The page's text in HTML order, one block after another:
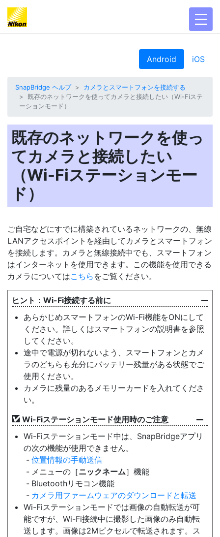
Android iOS
SnapBridge ヘルプ
カメラとスマートフォンを接続する
既存のネットワークを使ってカメラと接続したい（Wi-Fiステ
ーションモード）
既存のネットワークを使っ
てカメラと接続したい
（Wi-Fiステーションモー
ド）
ご自宅などにすでに構築されているネットワークの、無線
LANアクセスポイントを経由してカメラとスマートフォン
を接続します。カメラと無線接続中でも、スマートフォン
はインターネットを使用できます。この機能を使用できる
カメラについてはこちら をご覧ください。
Wi-Fi接続する前に
あらかじめスマートフォンのWi-Fi機能をONにして
ください。詳しくはスマートフォンの説明書を参照
してください。
途中で電源が切れないよう、スマートフォンとカメ
ラのどちらも充分にバッテリー残量がある状態でご
使用ください。
カメラに残量のあるメモリーカードを入れてくださ
い。
Wi-Fiステーションモード使用時のご注意
Wi-Fiステーションモード中は、SnapBridgeアプリ
の次の機能が使用できません。
位置情報の手動送信
メニューの［ニックネーム］機能
Bluetoothリモコン機能
カメラ用ファームウェアのダウンロードと転送
Wi-Fiステーションモードでは画像の自動転送が可
能ですが、Wi-Fi接続中に撮影した画像のみ自動転
送します。画像は2Mピクセルで転送されます。ス